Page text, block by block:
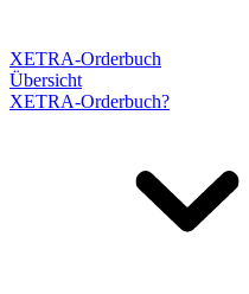
XETRA-Orderbuch
Übersicht
XETRA-Orderbuch?